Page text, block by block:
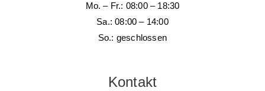
Mo. – Fr.: 08:00 – 18:30
Sa.: 08:00 – 14:00
So.: geschlossen
Kontakt